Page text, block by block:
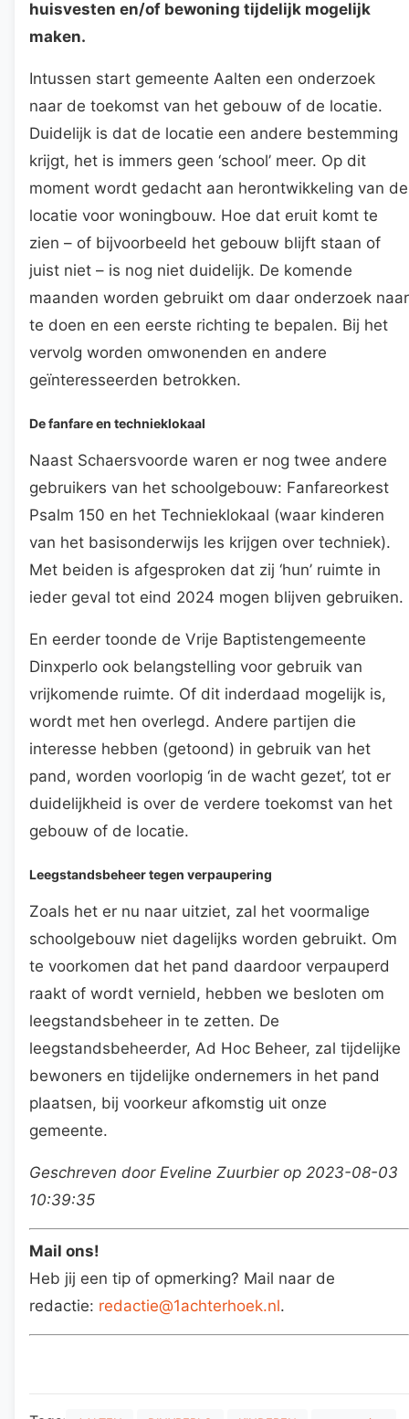
huisvesten en/of bewoning tijdelijk mogelijk
maken.
Intussen start gemeente Aalten een onderzoek
naar de toekomst van het gebouw of de locatie.
Duidelijk is dat de locatie een andere bestemming
krijgt, het is immers geen ‘school’ meer. Op dit
moment wordt gedacht aan herontwikkeling van de
locatie voor woningbouw. Hoe dat eruit komt te
zien – of bijvoorbeeld het gebouw blijft staan of
juist niet – is nog niet duidelijk. De komende
maanden worden gebruikt om daar onderzoek naar
te doen en een eerste richting te bepalen. Bij het
vervolg worden omwonenden en andere
geïnteresseerden betrokken.
De fanfare en technieklokaal
Naast Schaersvoorde waren er nog twee andere
gebruikers van het schoolgebouw: Fanfareorkest
Psalm 150 en het Technieklokaal (waar kinderen
van het basisonderwijs les krijgen over techniek).
Met beiden is afgesproken dat zij ‘hun’ ruimte in
ieder geval tot eind 2024 mogen blijven gebruiken.
En eerder toonde de Vrije Baptistengemeente
Dinxperlo ook belangstelling voor gebruik van
vrijkomende ruimte. Of dit inderdaad mogelijk is,
wordt met hen overlegd. Andere partijen die
interesse hebben (getoond) in gebruik van het
pand, worden voorlopig ‘in de wacht gezet’, tot er
duidelijkheid is over de verdere toekomst van het
gebouw of de locatie.
Leegstandsbeheer tegen verpaupering
Zoals het er nu naar uitziet, zal het voormalige
schoolgebouw niet dagelijks worden gebruikt. Om
te voorkomen dat het pand daardoor verpauperd
raakt of wordt vernield, hebben we besloten om
leegstandsbeheer in te zetten. De
leegstandsbeheerder, Ad Hoc Beheer, zal tijdelijke
bewoners en tijdelijke ondernemers in het pand
plaatsen, bij voorkeur afkomstig uit onze
gemeente.
Geschreven door Eveline Zuurbier op 2023-08-03
10:39:35
Mail ons!
Heb jij een tip of opmerking? Mail naar de
redactie: redactie@1achterhoek.nl.